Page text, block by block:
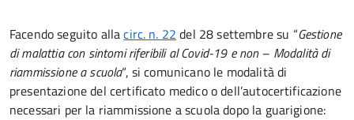
Facendo seguito allacirc. n. 22 del 28 settembre su “Gestione
di malattia con sintomi riferibili al Covid-19 e non – Modalità di
riammissione a scuola“, si comunicano le modalità di
presentazione del certificato medico o dell’autocertificazione
necessari per la riammissione a scuola dopo la guarigione: